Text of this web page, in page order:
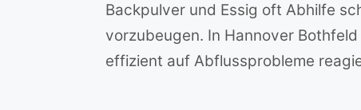
Backpulver und Essig oft Abhilfe
vorzubeugen. In Hannover
effizient auf Abflussprobleme